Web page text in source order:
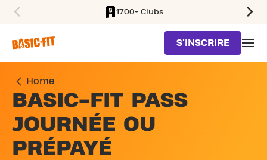
1700+ Clubs
S'INSCRIRE
Home
BASIC-FIT PASS
JOURNÉE OU
PRÉPAYÉ